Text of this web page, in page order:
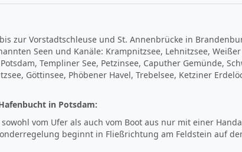
zur Vorstadtschleuse und St. Annenbrücke in
Seen und Kanäle: Krampnitzsee, Lehnitzsee, Weißer
Templiner See, Petzinsee, Caputher Gemünde,
Göttinsee, Phöbener Havel, Trebelsee, Ketziner
in Potsdam:
vom Ufer als auch vom Boot aus nur mit einer
beginnt in Fließrichtung am Feldstein auf